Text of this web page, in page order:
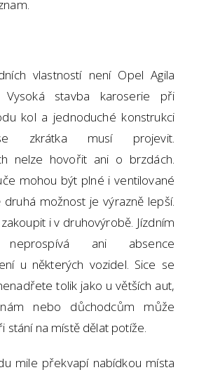
vlastností není Opel Agila
Vysoká stavba karoserie při
kol a jednoduché konstrukci
zkrátka musí projevit.
nelze hovořit ani o brzdách.
mohou být plné i ventilované
možnost je výrazně lepší.
i v druhovýrobě. Jízdním
neprospívá ani absence
u některých vozidel. Sice se
tolik jako u větších aut,
nebo důchodcům může
stání na místě dělat potíže.
mile překvapí nabídkou místa